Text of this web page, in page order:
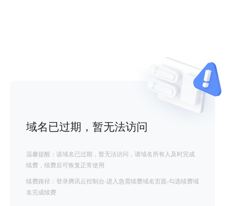
域名已过期，暂无法访问
温馨提醒：该域名已过期，暂无法访问，请域名所有人及时完成
续费，续费后可恢复正常使用
续费路径：登录腾讯云控制台-进入急需续费域名页面-勾选续费域
名完成续费